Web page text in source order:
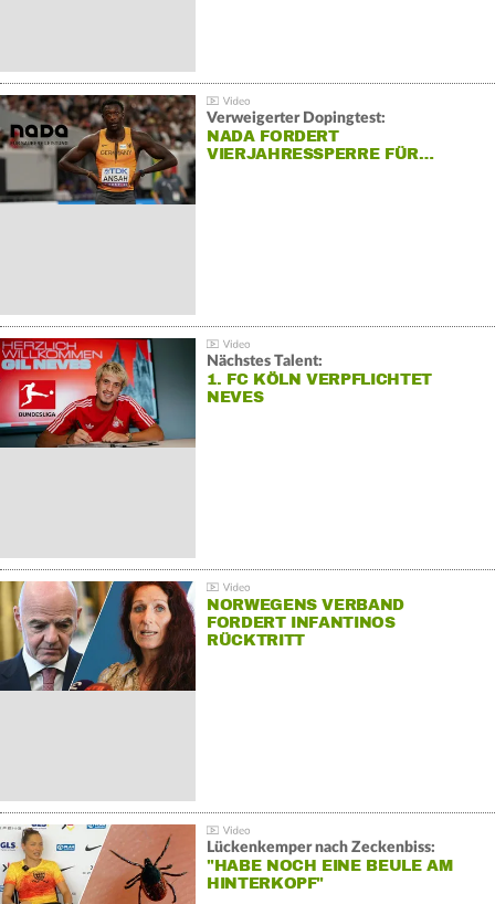
Verweigerter Dopingtest:
NADA FORDERT
VIERJAHRESSPERRE FÜR…
Nächstes Talent:
1. FC KÖLN VERPFLICHTET
NEVES
NORWEGENS VERBAND
FORDERT INFANTINOS
RÜCKTRITT
Lückenkemper nach Zeckenbiss:
"HABE NOCH EINE BEULE AM
HINTERKOPF"